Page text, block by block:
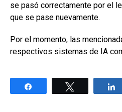
se pasó correctamente por el
que se pase nuevamente.
Por el momento, las
respectivos sistemas de IA